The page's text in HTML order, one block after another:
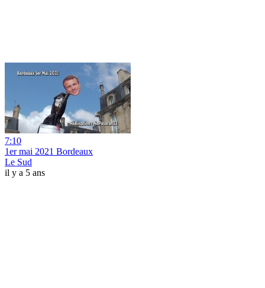
7:10
1er mai 2021 Bordeaux
Le Sud
il y a 5 ans